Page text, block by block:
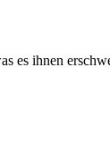
es ihnen